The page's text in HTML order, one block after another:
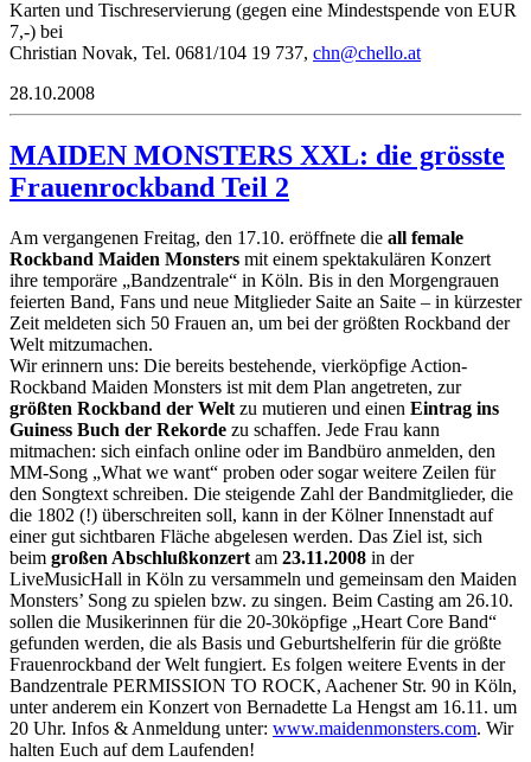
Karten und Tischreservierung (gegen eine Mindestspende von EUR
7,-) bei
Christian Novak, Tel. 0681/104 19 737,
ta.ol
lehc@
nhc
28.10.2008
MAIDEN MONSTERS XXL: die grösste
Frauenrockband Teil 2
Am vergangenen Freitag, den 17.10. eröffnete die all female
Rockband Maiden Monsters mit einem spektakulären Konzert
ihre temporäre „Bandzentrale“ in Köln. Bis in den Morgengrauen
feierten Band, Fans und neue Mitglieder Saite an Saite – in kürzester
Zeit meldeten sich 50 Frauen an, um bei der größten Rockband der
Welt mitzumachen.
Wir erinnern uns: Die bereits bestehende, vierköpfige Action-
Rockband Maiden Monsters ist mit dem Plan angetreten, zur
größten Rockband der Welt zu mutieren und einen Eintrag ins
Guiness Buch der Rekorde zu schaffen. Jede Frau kann
mitmachen: sich einfach online oder im Bandbüro anmelden, den
MM-Song „What we want“ proben oder sogar weitere Zeilen für
den Songtext schreiben. Die steigende Zahl der Bandmitglieder, die
die 1802 (!) überschreiten soll, kann in der Kölner Innenstadt auf
einer gut sichtbaren Fläche abgelesen werden. Das Ziel ist, sich
beim großen Abschlußkonzert am 23.11.2008 in der
LiveMusicHall in Köln zu versammeln und gemeinsam den Maiden
Monsters’ Song zu spielen bzw. zu singen. Beim Casting am 26.10.
sollen die Musikerinnen für die 20-30köpfige „Heart Core Band“
gefunden werden, die als Basis und Geburtshelferin für die größte
Frauenrockband der Welt fungiert. Es folgen weitere Events in der
Bandzentrale PERMISSION TO ROCK, Aachener Str. 90 in Köln,
unter anderem ein Konzert von Bernadette La Hengst am 16.11. um
20 Uhr. Infos & Anmeldung unter: www.maidenmonsters.com. Wir
halten Euch auf dem Laufenden!